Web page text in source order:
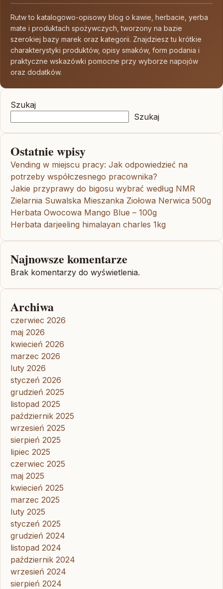
Rutw to katalogowo-opisowy blog o kawie, herbacie, yerba
mate i produktach spożywczych, tworzony na bazie
szerokiej bazy marek oraz kategorii. Znajdziesz tu krótkie
charakterystyki produktów, opisy smaków, form podania i
praktyczne wskazówki pomocne przy wyborze napojów
oraz dodatków.
Szukaj
Szukaj
Ostatnie wpisy
Vending w miejscu pracy: Jak odpowiedzieć na
potrzeby współczesnego pracownika?
Jakie przyprawy do bigosu wybrać według NMR
Zielarnia Suwalska Mieszanka Ziołowa Nerwica 500g
Herbata Owocowa Mango Blue – 100g
Herbata darjeeling himalayan charles 1kg
Najnowsze komentarze
Brak komentarzy do wyświetlenia.
Archiwa
czerwiec 2026
maj 2026
kwiecień 2026
marzec 2026
luty 2026
styczeń 2026
grudzień 2025
listopad 2025
październik 2025
wrzesień 2025
sierpień 2025
lipiec 2025
czerwiec 2025
maj 2025
kwiecień 2025
marzec 2025
luty 2025
styczeń 2025
grudzień 2024
listopad 2024
październik 2024
wrzesień 2024
sierpień 2024